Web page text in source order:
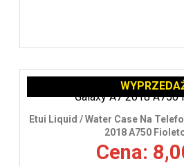
Etui Liquid / Water Case Na
2018 A750
Cena: